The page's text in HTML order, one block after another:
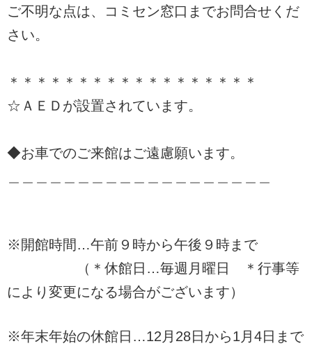
ご不明な点は、コミセン窓口までお問合せくだ
さい。
＊＊＊＊＊＊＊＊＊＊＊＊＊＊＊＊＊＊
☆ＡＥＤが設置されています。
◆お車でのご来館はご遠慮願います。
※開館時間…午前９時から午後９時まで
（＊休館日…毎週月曜日 ＊行事等
により変更になる場合がございます）
※年末年始の休館日…12月28日から1月4日まで